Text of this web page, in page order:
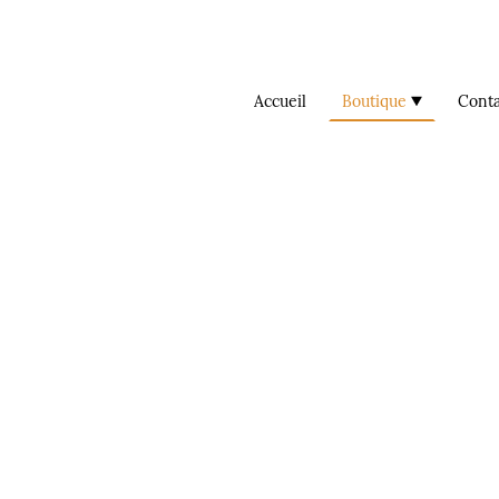
Accueil Boutique